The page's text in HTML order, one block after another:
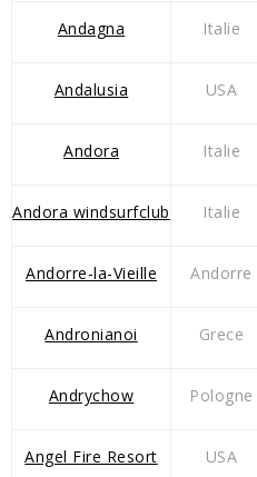
Andagna Italie
Andalusia USA
Andora Italie
Andora windsurfclub Italie
Andorre-la-Vieille Andorre
Andronianoi Grece
Andrychow Pologne
Angel Fire Resort USA